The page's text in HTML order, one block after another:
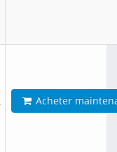
Acheter